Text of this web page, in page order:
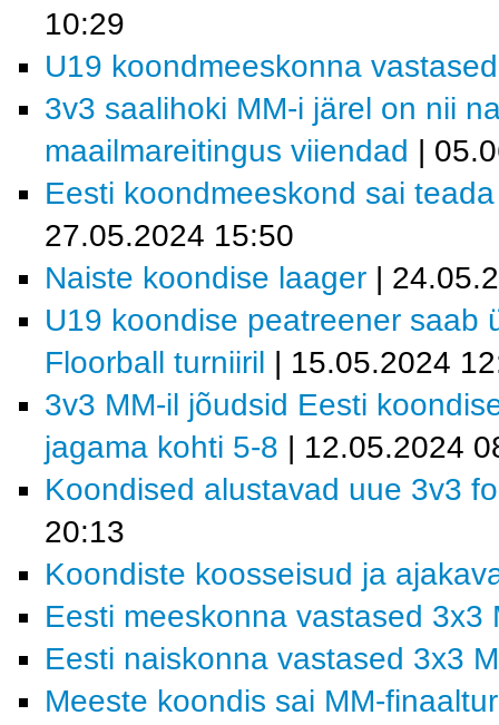
10:29
U19 koondmeeskonna
3v3 saalihoki MM-i järel on nii
maailmareitingus viiendad |
Eesti koondmeeskond sai
27.05.2024 15:50
Naiste koondise laager |
U19 koondise peatreener saab
Floorball turniiril | 15.05.2024
3v3 MM-il jõudsid Eesti
jagama kohti 5-8 | 12.05.2024
Koondised alustavad uue 3v3
20:13
Koondiste koosseisud ja
Eesti meeskonna vastased 3x3
Eesti naiskonna vastased 3x3
Meeste koondis sai MM-